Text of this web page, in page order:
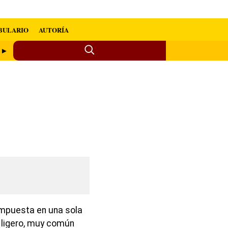
AUTORÍA
►
en una sola
muy común